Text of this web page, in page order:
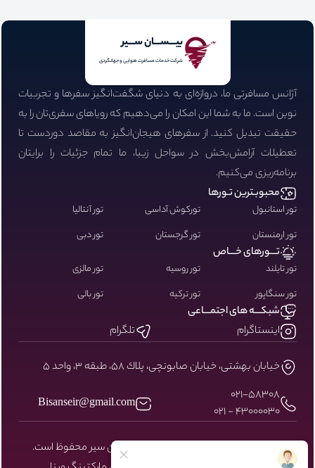
بیـــســـان ســـیر
شرکت خدمات مسافرت هوایی و جهانگردی
آژانس مسافرتی ما، دروازه‌ای به دنیای شگفت‌انگیز سفرها و تجربیات
نوین است. ما به شما این امکان را می‌دهیم که رویاهای سفری‌تان را به
حقیقت تبدیل کنید. از سفرهای هیجان‌انگیز به مقاصد دوردست تا
تعطیلات آرامش‌بخش در سواحل زیبا، ما تمام جزئیات را برایتان
برنامه‌ریزی می‌کنیم.
محبوبـترین تـورها
تور استانبول تورکوش آداسی
تور آنتالیا
تور ارمنستان
تور گرجستان تور دبی
تـــورهای خـــاص
تور تایلند تور روسیه
تور مالزی
تور سنگاپور
تور ترکیه تور بالی
شبکـــه های اجتمـــاعی
اینستاگرام
تلگرام
خيابان بهشتى، خيابان صابونچى، پلاك ٥٨، طبقه ٣، واحد ٥
۰۲۱-58308
43000030 - 021
Bisanseir@gmail.com
کلیه حقوق مادی و معنوی سایت نزد بیسان سیر محفوظ است.